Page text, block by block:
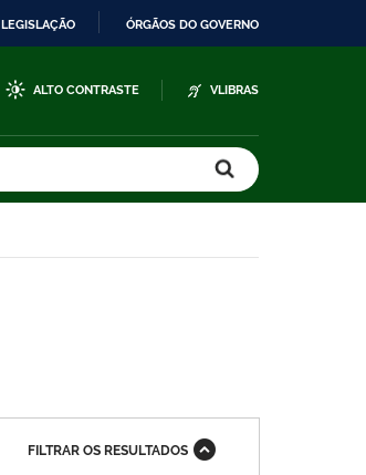
LEGISLAÇÃO ÓRGÃOS DO GOVERNO
ALTO CONTRASTE VLIBRAS
FILTRAR OS RESULTADOS